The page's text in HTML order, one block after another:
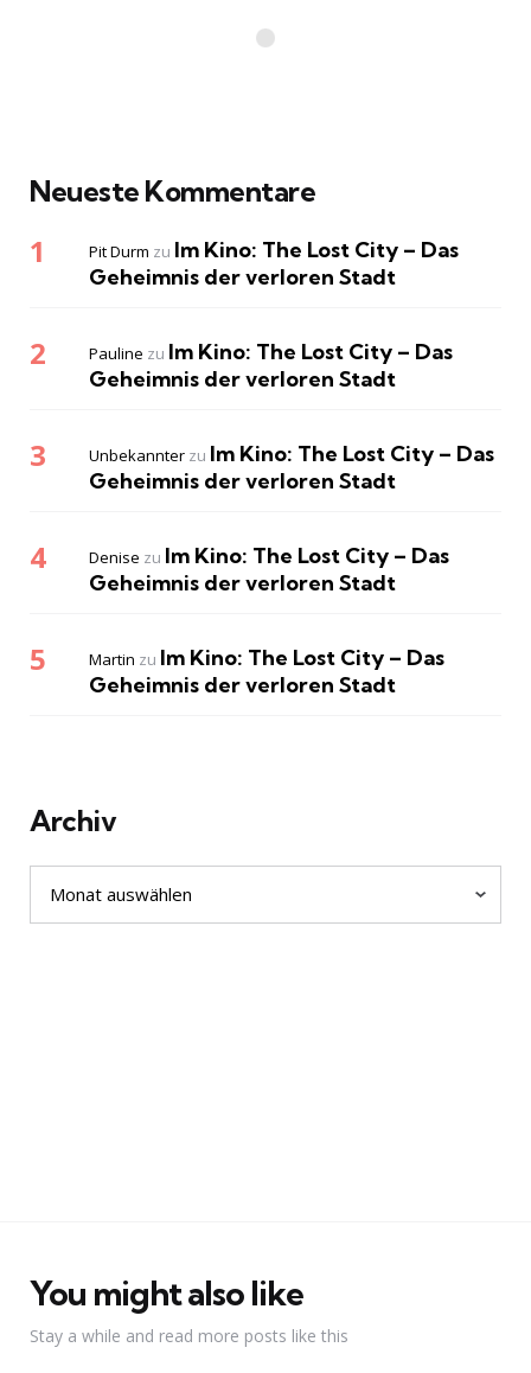
Neueste Kommentare
Pit Durm zu Im Kino: The Lost City – Das
Geheimnis der verloren Stadt
Pauline zu Im Kino: The Lost City – Das
Geheimnis der verloren Stadt
Unbekannter zu Im Kino: The Lost City – Das
Geheimnis der verloren Stadt
Denise zu Im Kino: The Lost City – Das
Geheimnis der verloren Stadt
Martin zu Im Kino: The Lost City – Das
Geheimnis der verloren Stadt
Archiv
Archiv
You might also like
Stay a while and read more posts like this